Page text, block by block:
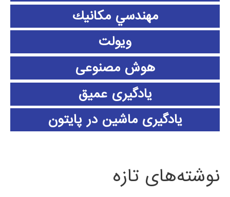
مهندسي مكانيك
ویولت
هوش مصنوعی
یادگیری عمیق
یادگیری ماشین در پایتون
نوشته‌های تازه